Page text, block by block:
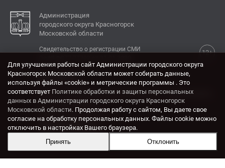
Администрация
городского округа Красногорск
Московской области
12+
Свидетельство о регистрации СМИ
КОНТАКТЫ
Адрес: 143404, Московская область, г. Красногорск,
ул. Ленина, дом 4.
Электронная почта:
krasrn@mosreg.ru
Разработка и поддержка сайта ADN
Для улучшения работы сайт Администрации городского округа
Красногорск Московской области может собирать данные,
используя файлы «cookie» и метрические программы . Это
соответствует Политике обработки и защиты персональных
данных в Администрации городского округа Красногорск
Московской области. Продолжая работу с сайтом, Вы даете свое
согласие на обработку персональных данных. Файлы cookie можно
отключить в настройках Вашего браузера.
Принять
Отклонить